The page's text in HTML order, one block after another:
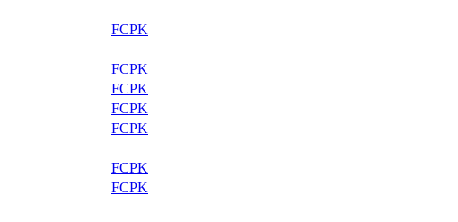
FCPK
FCPK
FCPK
FCPK
FCPK
FCPK
FCPK